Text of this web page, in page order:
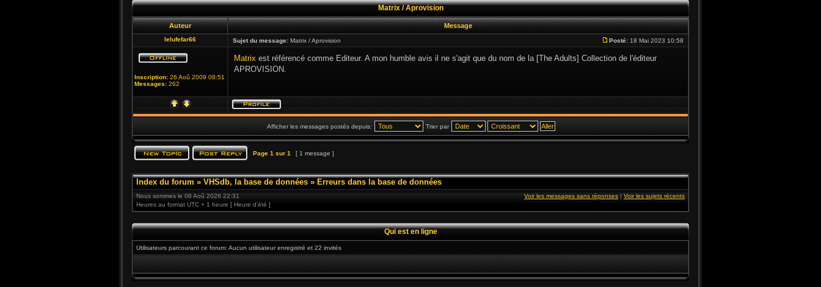
Matrix / Aprovision
Auteur Message
lelufefar66 Sujet du message: Matrix / Aprovision Posté: 18 Mai 2023 10:58
Inscription: 26 Aoû 2009 08:51
Messages: 262
Matrix est référencé comme Editeur. A mon humble avis il ne s'agit que du nom de la [The Adults] Collection de l'éditeur
APROVISION.
Afficher les messages postés depuis: Trier par
Page 1 sur 1 [ 1 message ]
Index du forum » VHSdb, la base de données » Erreurs dans la base de données
Nous sommes le 06 Aoû 2026 22:31
Heures au format UTC + 1 heure [ Heure d’été ]
Voir les messages sans réponses | Voir les sujets récents
Qui est en ligne
Utilisateurs parcourant ce forum: Aucun utilisateur enregistré et 22 invités